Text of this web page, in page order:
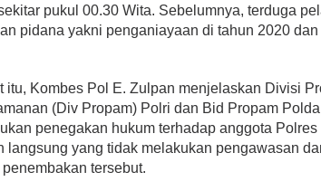
pukul 00.30 Wita. Sebelumnya, terduga
pidana yakni penganiayaan di tahun 2020
itu, Kombes Pol E. Zulpan menjelaskan Divisi
(Div Propam) Polri dan Bid Propam
penegakan hukum terhadap anggota
langsung yang tidak melakukan pengawasan
penembakan tersebut.